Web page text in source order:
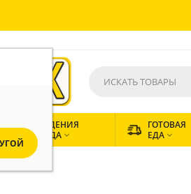
ЗАВЕДЕНИЯ
ГОРОДА 
ГОТОВАЯ
ЕДА 